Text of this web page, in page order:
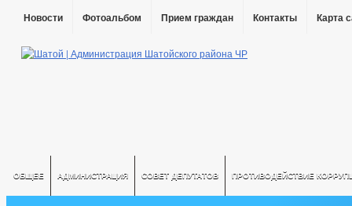
Новости Фотоальбом Прием граждан Контакты Карта
ОБЩЕЕ АДМИНИСТРАЦИЯ СОВЕТ ДЕПУТАТОВ ПРОТИВОДЕЙСТВИЕ